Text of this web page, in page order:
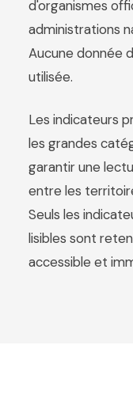
d'organismes
administrations
Aucune donnée
utilisée.
Les indicateurs
les grandes
garantir une
entre les
Seuls les
lisibles sont
accessible et